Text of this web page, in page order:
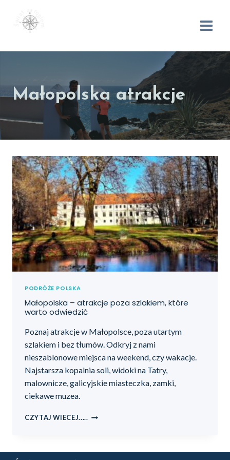
Małopolska atrakcje
PODRÓŻE POLSKA
Małopolska – atrakcje poza szlakiem, które
warto odwiedzić
Poznaj atrakcje w Małopolsce, poza utartym
szlakiem i bez tłumów. Odkryj z nami
nieszablonowe miejsca na weekend, czy wakacje.
Najstarsza kopalnia soli, widoki na Tatry,
malownicze, galicyjskie miasteczka, zamki,
ciekawe muzea.
CZYTAJ WIECEJ.....